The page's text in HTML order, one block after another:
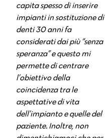
capita spesso di inserire
impianti in sostituzione di
denti 30 anni fa
considerati dai più “senza
speranza” e questo mi
permette di centrare
l’obiettivo della
coincidenza tra le
aspettative di vita
dell’impianto e quelle del
paziente. Inoltre, non